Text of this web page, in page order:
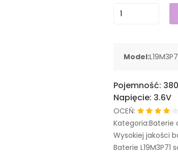
Model:
Pojemność:
Napięcie: 3.6V
OCEŃ:
Kategoria:Baterie
Wysokiej jakości
Baterie